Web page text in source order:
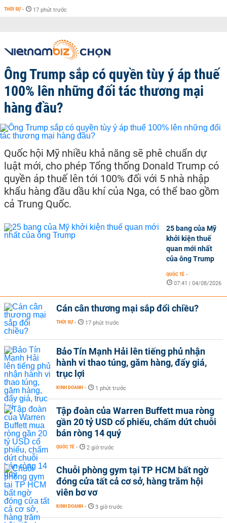
THỜI SỰ - 17 phút trước
Ông Trump sắp có quyền tùy ý áp thuế
100% lên những đối tác thương mại
hàng đầu?
Quốc hội Mỹ nhiều khả năng sẽ phê chuẩn dự
luật mới, cho phép Tổng thống Donald Trump có
quyền áp thuế lên tới 100% đối với 5 nhà nhập
khẩu hàng đầu dầu khí của Nga, có thể bao gồm
cả Trung Quốc.
25 bang của Mỹ
khởi kiện thuế
quan mới nhất
của ông Trump
QUỐC TẾ -
07:41 | 04/08/2026
Cán cân thương mại sắp đổi chiều?
THỜI SỰ - 17 phút trước
Bảo Tín Mạnh Hải lên tiếng phủ nhận
hành vi thao túng, găm hàng, đẩy giá,
trục lợi
KINH DOANH - 1 phút trước
Tập đoàn của Warren Buffett mua ròng
gần 20 tỷ USD cổ phiếu, chấm dứt chuỗi
bán ròng 14 quý
QUỐC TẾ - 2 giờ trước
Chuỗi phòng gym tại TP HCM bất ngờ
đóng cửa tất cả cơ sở, hàng trăm hội
viên bơ vơ
KINH DOANH - 3 giờ trước